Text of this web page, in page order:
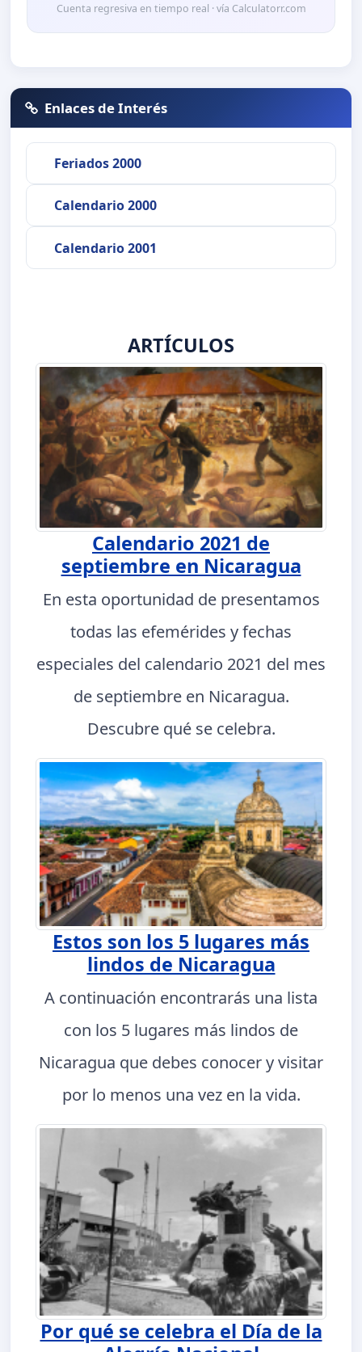
Cuenta regresiva en tiempo real · vía Calculatorr.com
Enlaces de Interés
Feriados 2000
Calendario 2000
Calendario 2001
ARTÍCULOS
Calendario 2021 de
septiembre en Nicaragua
En esta oportunidad de presentamos
todas las efemérides y fechas
especiales del calendario 2021 del mes
de septiembre en Nicaragua.
Descubre qué se celebra.
Estos son los 5 lugares más
lindos de Nicaragua
A continuación encontrarás una lista
con los 5 lugares más lindos de
Nicaragua que debes conocer y visitar
por lo menos una vez en la vida.
Por qué se celebra el Día de la